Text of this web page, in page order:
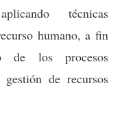
técnicas
humano, a fin
de los procesos
de recursos